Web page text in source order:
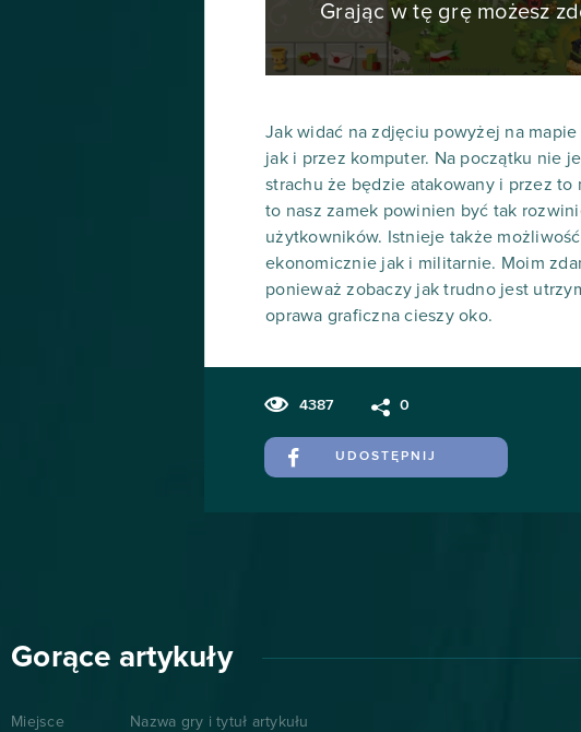
Grając w tę grę możesz
Jak widać na zdjęciu powyżej na
jak i przez komputer. Na początku nie
strachu że będzie atakowany i przez to
to nasz zamek powinien być tak
użytkowników. Istnieje także
ekonomicznie jak i militarnie. Moim
ponieważ zobaczy jak trudno jest
oprawa graficzna cieszy oko.
4387 0
UDOSTĘPNIJ
Gorące artykuły
Miejsce Nazwa gry i tytuł artykułu